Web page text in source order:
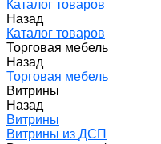
Каталог товаров
Назад
Каталог товаров
Торговая мебель
Назад
Торговая мебель
Витрины
Назад
Витрины
Витрины из ДСП